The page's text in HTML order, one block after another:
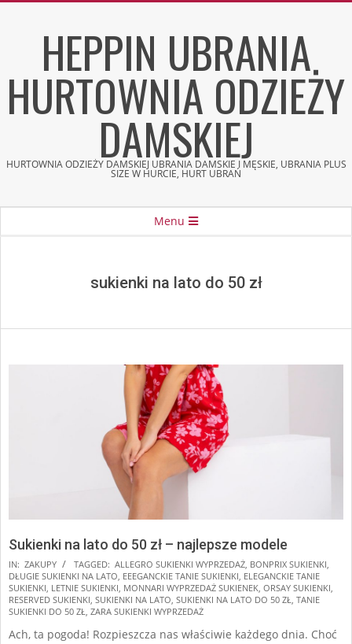
HEPPIN UBRANIA
HURTOWNIA ODZIEŻY
DAMSKIEJ
HURTOWNIA ODZIEŻY DAMSKIEJ UBRANIA DAMSKIE I MĘSKIE, UBRANIA PLUS
SIZE W HURCIE, HURT UBRAŃ
Menu
sukienki na lato do 50 zł
Sukienki na lato do 50 zł – najlepsze modele
2025-
07-
26
IN: ZAKUPY TAGGED: ALLEGRO SUKIENKI WYPRZEDAŻ BONPRIX SUKIENKI
DŁUGIE SUKIENKI NA LATO EEEGANCKIE TANIE SUKIENKI ELEGANCKIE TANIE
SUKIENKI LETNIE SUKIENKI MONNARI WYPRZEDAŻ SUKIENEK ORSAY SUKIENKI
RESERVED SUKIENKI SUKIENKI NA LATO SUKIENKI NA LATO DO 50 ZŁ TANIE
SUKIENKI DO 50 ZŁ ZARA SUKIENKI WYPRZEDAŻ
Ach, ta pogoda! Rozpieszcza nas właściwie każdego dnia. Choć